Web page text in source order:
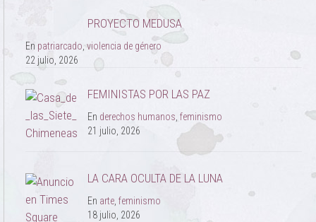
PROYECTO MEDUSA
En patriarcado violencia de género
22 julio, 2026
FEMINISTAS POR LAS PAZ
En derechos humanos feminismo
21 julio, 2026
LA CARA OCULTA DE LA LUNA
En arte, feminismo
18 julio, 2026